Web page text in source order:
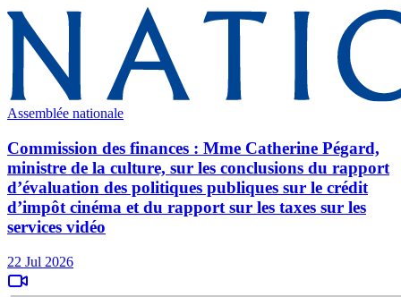
Assemblée nationale
Commission des finances : Mme Catherine Pégard,
ministre de la culture, sur les conclusions du rapport
d’évaluation des politiques publiques sur le crédit
d’impôt cinéma et du rapport sur les taxes sur les
services vidéo
22 Jul 2026